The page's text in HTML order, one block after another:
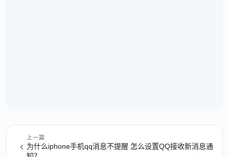
上一篇
为什么iphone手机qq消息不提醒 怎么设置QQ接收新消息通